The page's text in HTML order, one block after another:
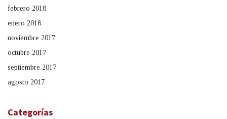
febrero 2018
enero 2018
noviembre 2017
octubre 2017
septiembre 2017
agosto 2017
Categorías